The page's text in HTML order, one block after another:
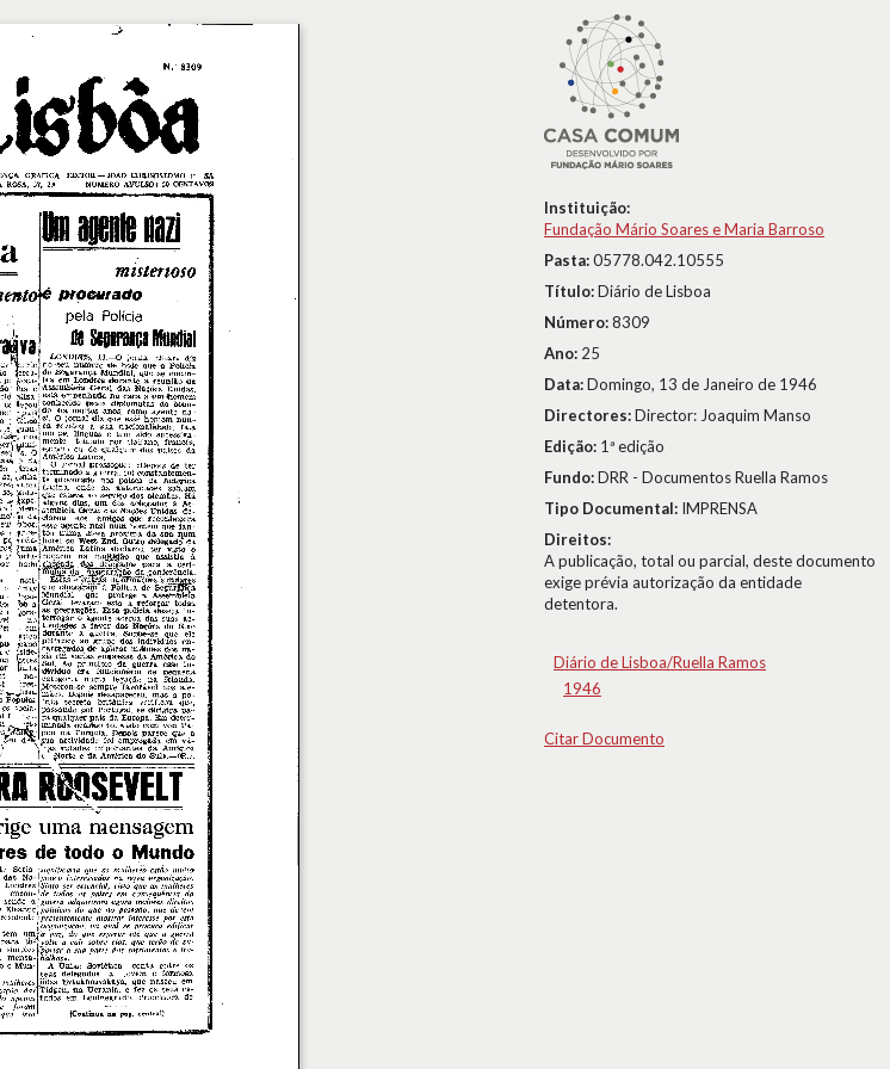
Instituição:
Fundação Mário Soares e Maria Barroso
Pasta:05778.042.10555
Título:Diário de Lisboa
Número:8309
Ano: 25
Data:Domingo, 13 de Janeiro de 1946
Directores:Director: Joaquim Manso
Edição: 1ª edição
Fundo:DRR - Documentos Ruella Ramos
Tipo Documental: IMPRENSA
Direitos:
A publicação, total ou parcial, deste documento
exige prévia autorização da entidade
detentora.
Diário de Lisboa/Ruella Ramos
1946
Citar Documento